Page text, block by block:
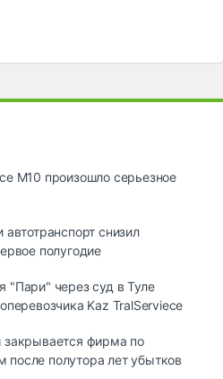
М10 произошло серьезное
автотранспорт снизил
полугодие
"Пари" через суд в Туле
Kaz TralServiece
закрывается фирма по
после полутора лет убытков